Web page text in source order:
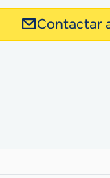
Contactar